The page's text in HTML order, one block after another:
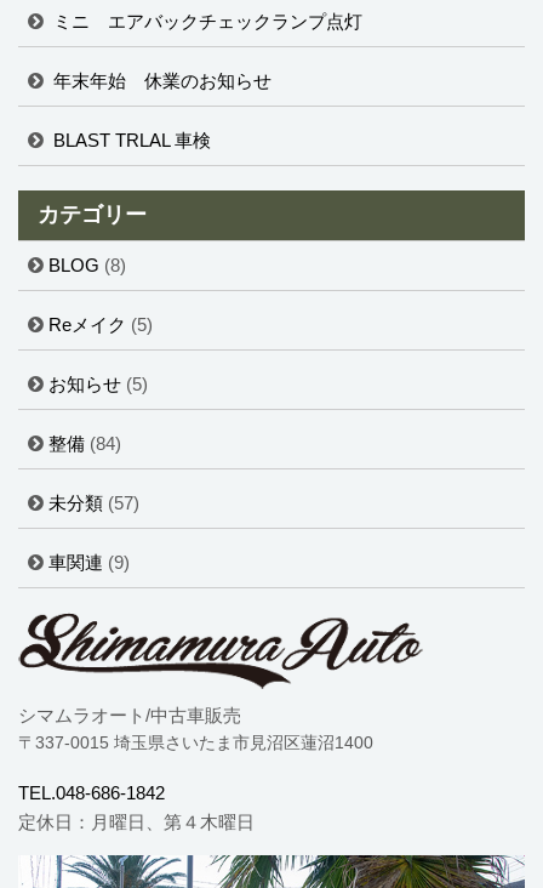
ミニ エアバックチェックランプ点灯
年末年始 休業のお知らせ
BLAST TRLAL 車検
カテゴリー
BLOG (8)
Reメイク (5)
お知らせ (5)
整備 (84)
未分類 (57)
車関連 (9)
シマムラオート/中古車販売
〒337-0015 埼玉県さいたま市見沼区蓮沼1400
TEL.048-686-1842
定休日：月曜日、第４木曜日